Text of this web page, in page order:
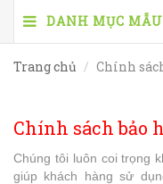
DANH MỤC
Trang chủ Chính
Chính sách bảo
Chúng tôi luôn coi trọng
giúp khách hàng sử